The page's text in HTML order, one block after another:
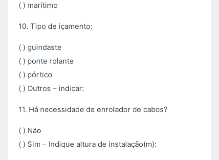
( ) marítimo
10. Tipo de içamento:
( ) guindaste
( ) ponte rolante
( ) pórtico
( ) Outros – indicar:
11. Há necessidade de enrolador de cabos?
( ) Não
( ) Sim – Indique altura de instalação(m):